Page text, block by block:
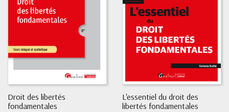
Droit des libertés
fondamentales
L'essentiel du droit des
libertés fondamentales